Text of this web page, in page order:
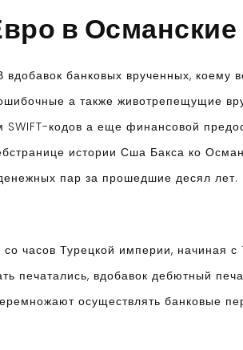
в
банковых врученных, коему
а также животрепещущие
кодов а еще финансовой
истории Сша Бакса ко
пар за прошедшие десял
часов Турецкой империи, начиная с
печатались, вдобавок дебютный
осуществлять банковые